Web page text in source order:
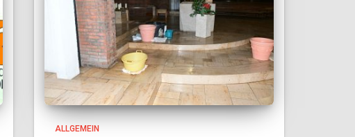
ALLGEMEIN